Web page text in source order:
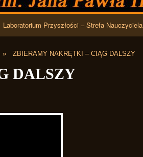
Laboratorium Przyszłości – Strefa Nauczyciela
ZBIERAMY NAKRĘTKI – CIĄG DALSZY
DALSZY